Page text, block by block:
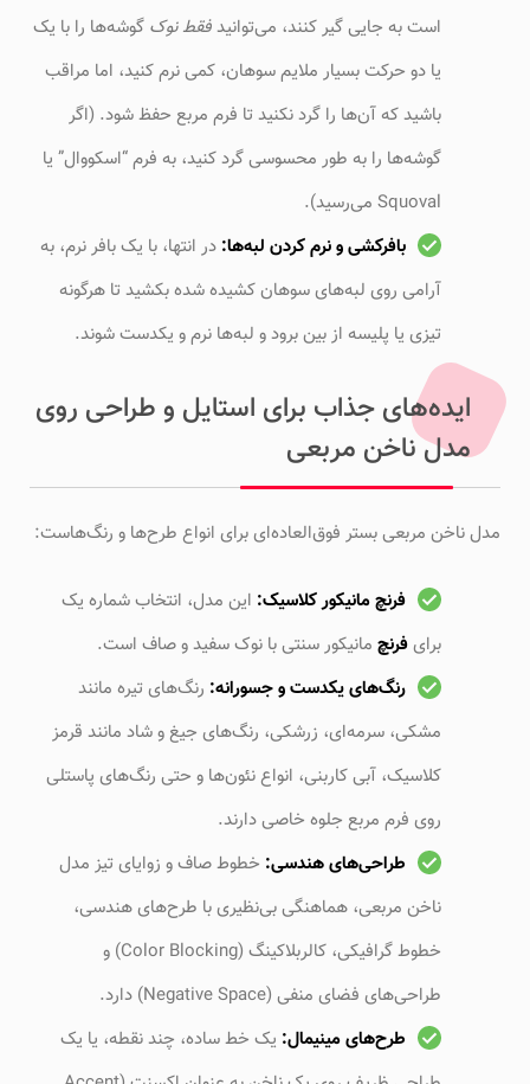
است به جایی گیر کنند، می‌توانیدفقط نوک گوشه‌ها را با یک
یا دو حرکت بسیار ملایم سوهان، کمی نرم کنید، اما مراقب
باشید که آن‌ها را گرد نکنید تا فرم مربع حفظ شود. (اگر
گوشه‌ها را به طور محسوسی گرد کنید، به فرم “اسکووال” یا
Squoval می‌رسید).
بافرکشی و نرم کردن لبه‌ها: در انتها، با یک بافر نرم، به
آرامی روی لبه‌های سوهان کشیده شده بکشید تا هرگونه
تیزی یا پلیسه از بین برود و لبه‌ها نرم و یکدست شوند.
ایده‌های جذاب برای استایل و طراحی روی
مدل ناخن مربعی
مدل ناخن مربعی بستر فوق‌العاده‌ای برای انواع طرح‌ها و رنگ‌هاست:
فرنچ مانیکور کلاسیک: این مدل، انتخاب شماره یک
برایفرنچ مانیکور سنتی با نوک سفید و صاف است.
رنگ‌های یکدست و جسورانه: رنگ‌های تیره مانند
مشکی، سرمه‌ای، زرشکی، رنگ‌های جیغ و شاد مانند قرمز
کلاسیک، آبی کاربنی، انواع نئون‌ها و حتی رنگ‌های پاستلی
روی فرم مربع جلوه خاصی دارند.
طراحی‌های هندسی: خطوط صاف و زوایای تیز مدل
ناخن مربعی، هماهنگی بی‌نظیری با طرح‌های هندسی،
خطوط گرافیکی، کالربلاکینگ (Color Blocking) و
طراحی‌های فضای منفی (Negative Space) دارد.
طرح‌های مینیمال: یک خط ساده، چند نقطه، یا یک